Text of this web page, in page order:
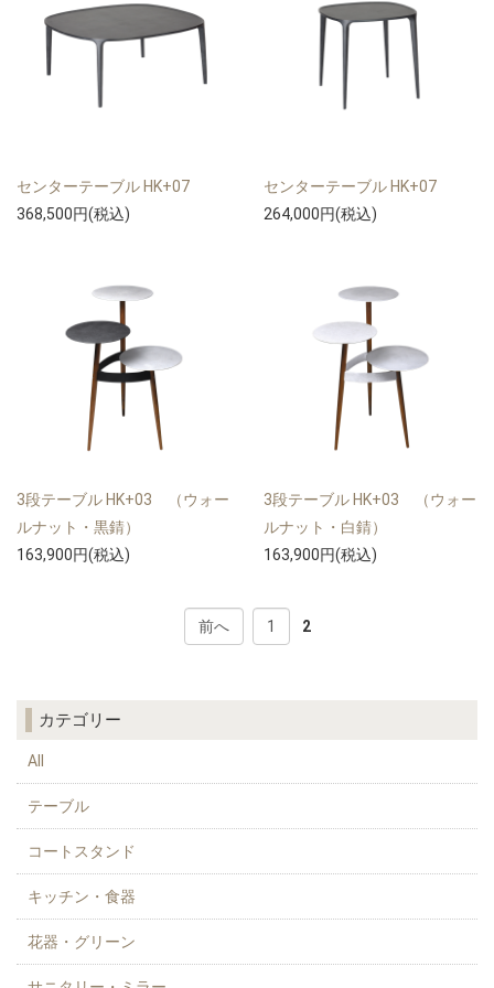
センターテーブル HK+07
368,500円(税込)
センターテーブル HK+07
264,000円(税込)
3段テーブル HK+03 （ウォー
ルナット・黒錆）
163,900円(税込)
3段テーブル HK+03 （ウォー
ルナット・白錆）
163,900円(税込)
前へ 1 2
カテゴリー
All
テーブル
コートスタンド
キッチン・食器
花器・グリーン